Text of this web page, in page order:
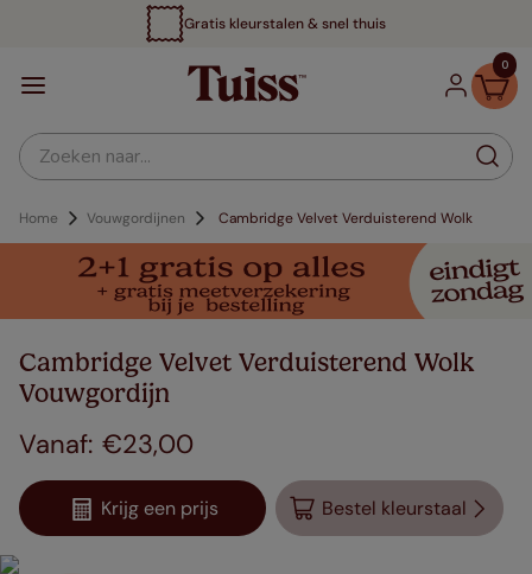
Gratis kleurstalen & snel thuis
0
Zoeken naar...
Home Vouwgordijnen Cambridge Velvet Verduisterend Wolk
Cambridge Velvet Verduisterend Wolk
Vouwgordijn
€23,00
Krijg een prijs Bestel kleurstaal